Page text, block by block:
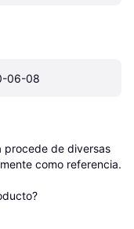
06-08
procede de diversas
como referencia.